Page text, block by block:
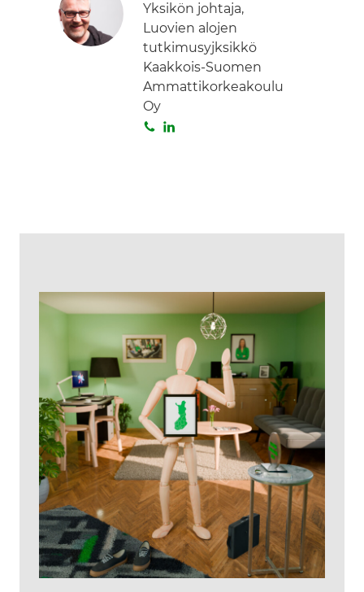
Yksikön johtaja,
Luovien alojen
tutkimusyjksikkö
Kaakkois-Suomen
Ammattikorkeakoulu
Oy
S